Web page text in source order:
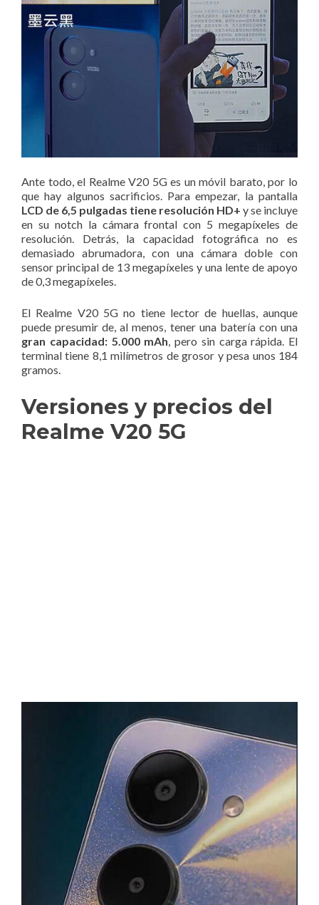
Ante todo, el Realme V20 5G es un móvil barato, por lo
que hay algunos sacrificios. Para empezar, la pantalla
LCD de 6,5 pulgadas tiene resolución HD+ y se incluye
en su notch la cámara frontal con 5 megapíxeles de
resolución. Detrás, la capacidad fotográfica no es
demasiado abrumadora, con una cámara doble con
sensor principal de 13 megapíxeles y una lente de apoyo
de 0,3 megapíxeles.
El Realme V20 5G no tiene lector de huellas, aunque
puede presumir de, al menos, tener una batería con una
gran capacidad: 5.000 mAh, pero sin carga rápida. El
terminal tiene 8,1 milímetros de grosor y pesa unos 184
gramos.
Versiones y precios del
Realme V20 5G